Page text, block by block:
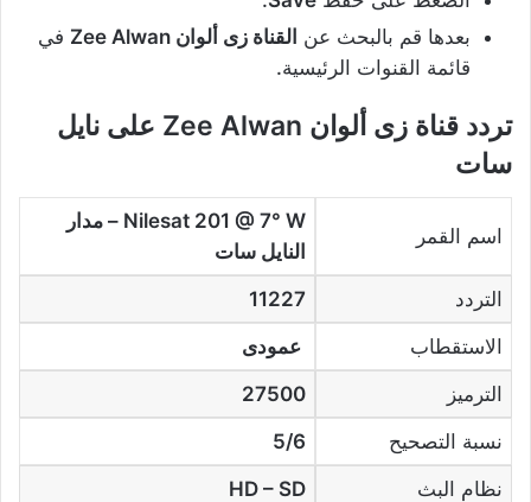
بعدها قم بالبحث عن القناة زى ألوان Zee Alwan
في
قائمة القنوات الرئيسية.
تردد قناة زى ألوان Zee Alwan على نايل
سات
اسم القمر
Nilesat 201 @ 7° W – مدار
النايل سات
التردد
11227
الاستقطاب
عمودى
الترميز
27500
نسبة التصحيح
5/6
نظام البث
HD – SD